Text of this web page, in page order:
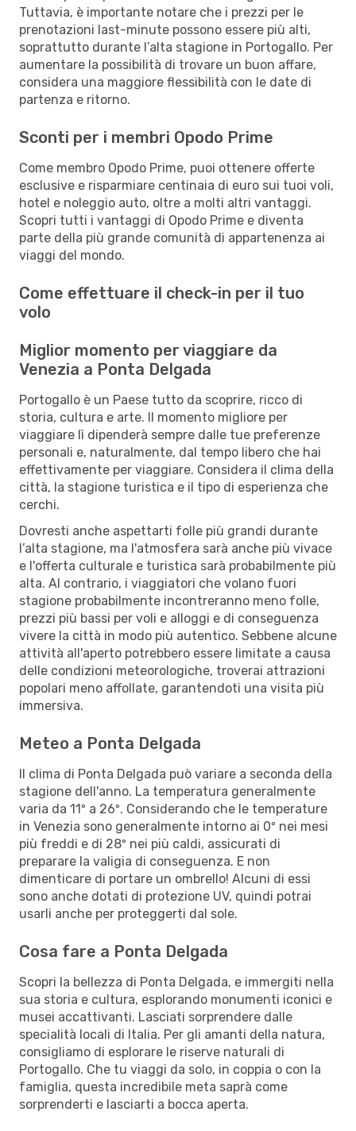
Tuttavia, è importante notare che i prezzi per le
prenotazioni last-minute possono essere più alti,
soprattutto durante l’alta stagione in Portogallo. Per
aumentare la possibilità di trovare un buon affare,
considera una maggiore flessibilità con le date di
partenza e ritorno.
Sconti per i membri Opodo Prime
Come membro Opodo Prime, puoi ottenere offerte
esclusive e risparmiare centinaia di euro sui tuoi voli,
hotel e noleggio auto, oltre a molti altri vantaggi.
Scopri tutti i vantaggi di Opodo Prime e diventa
parte della più grande comunità di appartenenza ai
viaggi del mondo.
Come effettuare il check-in per il tuo
volo
Miglior momento per viaggiare da
Venezia a Ponta Delgada
Portogallo è un Paese tutto da scoprire, ricco di
storia, cultura e arte. Il momento migliore per
viaggiare lì dipenderà sempre dalle tue preferenze
personali e, naturalmente, dal tempo libero che hai
effettivamente per viaggiare. Considera il clima della
città, la stagione turistica e il tipo di esperienza che
cerchi.
Dovresti anche aspettarti folle più grandi durante
l’alta stagione, ma l'atmosfera sarà anche più vivace
e l'offerta culturale e turistica sarà probabilmente più
alta. Al contrario, i viaggiatori che volano fuori
stagione probabilmente incontreranno meno folle,
prezzi più bassi per voli e alloggi e di conseguenza
vivere la città in modo più autentico. Sebbene alcune
attività all'aperto potrebbero essere limitate a causa
delle condizioni meteorologiche, troverai attrazioni
popolari meno affollate, garantendoti una visita più
immersiva.
Meteo a Ponta Delgada
Il clima di Ponta Delgada può variare a seconda della
stagione dell'anno. La temperatura generalmente
varia da 11º a 26º. Considerando che le temperature
in Venezia sono generalmente intorno ai 0º nei mesi
più freddi e di 28º nei più caldi, assicurati di
preparare la valigia di conseguenza. E non
dimenticare di portare un ombrello! Alcuni di essi
sono anche dotati di protezione UV, quindi potrai
usarli anche per proteggerti dal sole.
Cosa fare a Ponta Delgada
Scopri la bellezza di Ponta Delgada, e immergiti nella
sua storia e cultura, esplorando monumenti iconici e
musei accattivanti. Lasciati sorprendere dalle
specialità locali di Italia. Per gli amanti della natura,
consigliamo di esplorare le riserve naturali di
Portogallo. Che tu viaggi da solo, in coppia o con la
famiglia, questa incredibile meta saprà come
sorprenderti e lasciarti a bocca aperta.